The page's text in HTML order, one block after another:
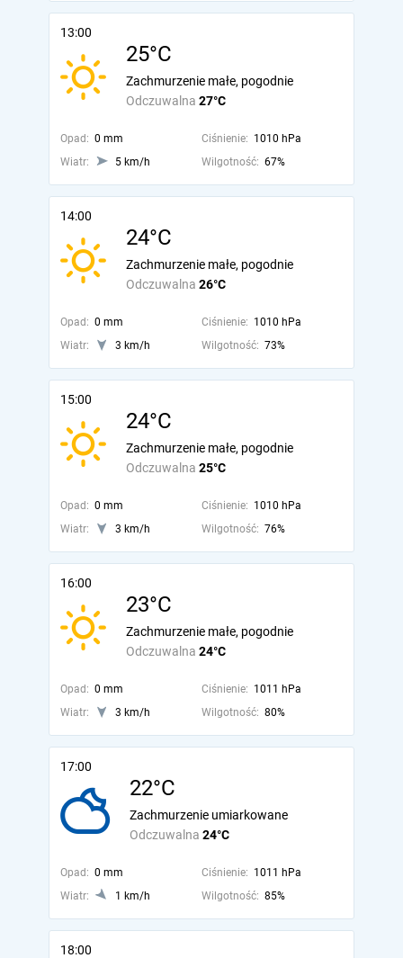
13:00
25°C
Odczuwalna 27°C
Zachmurzenie małe, pogodnie
Opad: 0 mm Ciśnienie: 1010 hPa
Wiatr:
5 km/h Wilgotność: 67%
14:00
24°C
Odczuwalna 26°C
Zachmurzenie małe, pogodnie
Opad: 0 mm Ciśnienie: 1010 hPa
Wiatr:
3 km/h Wilgotność: 73%
15:00
24°C
Odczuwalna 25°C
Zachmurzenie małe, pogodnie
Opad: 0 mm Ciśnienie: 1010 hPa
Wiatr:
3 km/h Wilgotność: 76%
16:00
23°C
Odczuwalna 24°C
Zachmurzenie małe, pogodnie
Opad: 0 mm Ciśnienie: 1011 hPa
Wiatr:
3 km/h Wilgotność: 80%
17:00
22°C
Odczuwalna 24°C
Zachmurzenie umiarkowane
Opad: 0 mm Ciśnienie: 1011 hPa
Wiatr:
1 km/h Wilgotność: 85%
18:00